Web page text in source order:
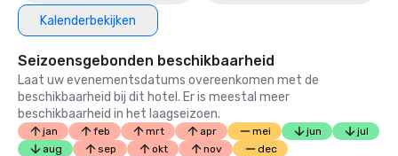
Kalenderbekijken
Seizoensgebonden beschikbaarheid
Laat uw evenementsdatums overeenkomen met de
beschikbaarheid bij dit hotel. Er is meestal meer
beschikbaarheid in het laagseizoen.
jan feb mrt apr mei jun
jul
aug
sep okt nov dec